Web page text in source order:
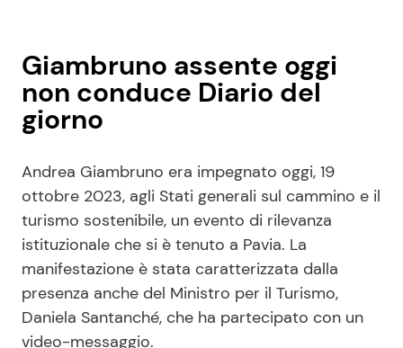
Giambruno assente oggi
non conduce Diario del
giorno
Andrea Giambruno era impegnato oggi, 19
ottobre 2023, agli Stati generali sul cammino e il
turismo sostenibile, un evento di rilevanza
istituzionale che si è tenuto a Pavia. La
manifestazione è stata caratterizzata dalla
presenza anche del Ministro per il Turismo,
Daniela Santanché, che ha partecipato con un
video-messaggio.